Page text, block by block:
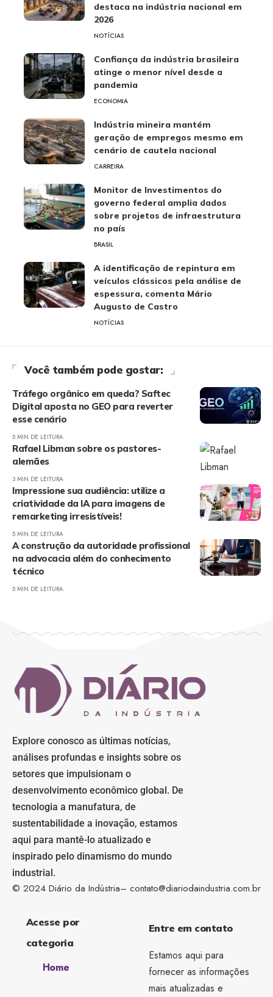
destaca na indústria nacional em
2026
NOTÍCIAS
Confiança da indústria brasileira
atinge o menor nível desde a
pandemia
ECONOMIA
Indústria mineira mantém
geração de empregos mesmo em
cenário de cautela nacional
CARREIRA
Monitor de Investimentos do
governo federal amplia dados
sobre projetos de infraestrutura
no país
BRASIL
A identificação de repintura em
veículos clássicos pela análise de
espessura, comenta Mário
Augusto de Castro
NOTÍCIAS
Você também pode gostar:
Tráfego orgânico em queda? Saftec
Digital aposta no GEO para reverter
esse cenário
5 MIN DE LEITURA
Rafael Libman sobre os pastores-
alemães
3 MIN DE LEITURA
Impressione sua audiência: utilize a
criatividade da IA para imagens de
remarketing irresistíveis!
5 MIN DE LEITURA
A construção da autoridade profissional
na advocacia além do conhecimento
técnico
5 MIN DE LEITURA
Explore conosco as últimas notícias,
análises profundas e insights sobre os
setores que impulsionam o
desenvolvimento econômico global. De
tecnologia a manufatura, de
sustentabilidade a inovação, estamos
aqui para mantê-lo atualizado e
inspirado pelo dinamismo do mundo
industrial.
© 2024 Diário da Indústria– contato@diariodaindustria.com.br
Acesse por
categoria
Home
Entre em contato
Estamos aqui para
fornecer as informações
mais atualizadas e